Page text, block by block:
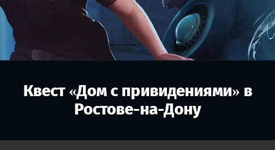
Квест «Дом с привидениями» в
Ростове-на-Дону